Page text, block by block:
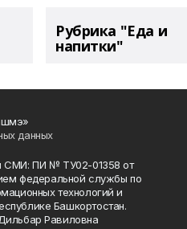
Рубрика "Еда и
напитки"
данных
СМИ: ПИ № ТУ02-01358 от
федеральной службы по
технологий и
Башкортостан.
Равиловна